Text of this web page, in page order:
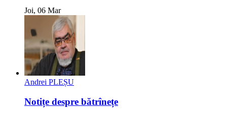
Joi, 06 Mar
Andrei PLEȘU
Notițe despre bătrînețe